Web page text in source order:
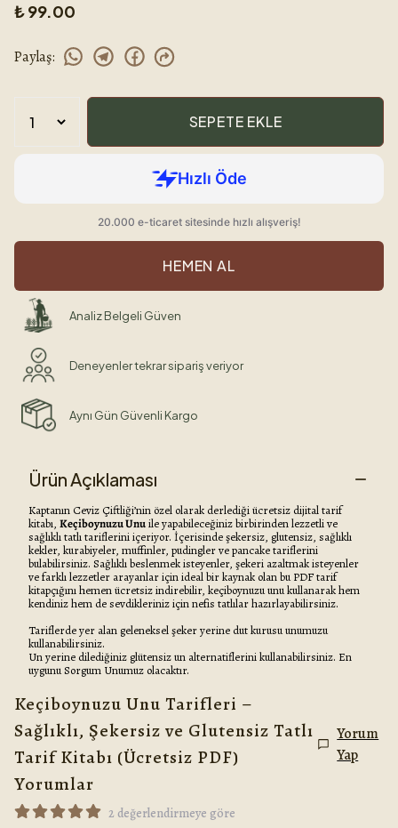
₺ 99.00
Paylaş:
SEPETE EKLE
HEMEN AL
Analiz Belgeli Güven
Deneyenler tekrar sipariş veriyor
Aynı Gün Güvenli Kargo
Ürün Açıklaması
Kaptanın Ceviz Çiftliği’nin özel olarak derlediği ücretsiz dijital tarif
kitabı, Keçiboynuzu Unuile yapabileceğiniz birbirinden lezzetli ve
sağlıklı tatlı tariflerini içeriyor. İçerisinde şekersiz, glutensiz, sağlıklı
kekler, kurabiyeler, muffinler, pudingler ve pancake tariflerini
bulabilirsiniz. Sağlıklı beslenmek isteyenler, şekeri azaltmak isteyenler
ve farklı lezzetler arayanlar için ideal bir kaynak olan bu PDF tarif
kitapçığını hemen ücretsiz indirebilir, keçiboynuzu unu kullanarak hem
kendiniz hem de sevdikleriniz için nefis tatlılar hazırlayabilirsiniz.
Tariflerde yer alan geleneksel şeker yerine dut kurusu unumuzu
kullanabilirsiniz.
Un yerine dilediğiniz glütensiz un alternatiflerini kullanabilirsiniz. En
uygunu Sorgum Unumuz olacaktır.
Keçiboynuzu Unu Tarifleri –
Sağlıklı, Şekersiz ve Glutensiz Tatlı
Tarif Kitabı (Ücretsiz PDF)
Yorumlar
Yorum
Yap
2 değerlendirmeye göre